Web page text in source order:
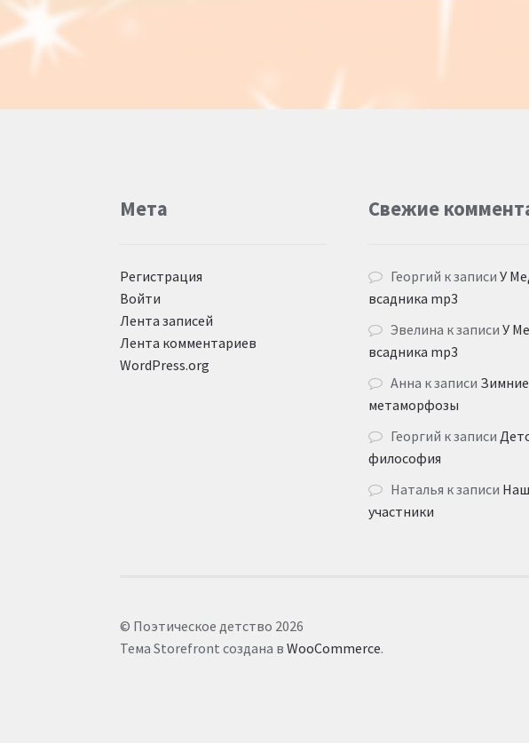
Мета
Регистрация
Войти
Лента записей
Лента комментариев
WordPress.org
Свежие
Георгий к записи У
всадника mp3
Эвелина к записи У
всадника mp3
Анна к записи Зимние
метаморфозы
Георгий к записи
философия
Наталья к записи
участники
© Поэтическое детство 2026
Тема Storefront создана в WooCommerce.